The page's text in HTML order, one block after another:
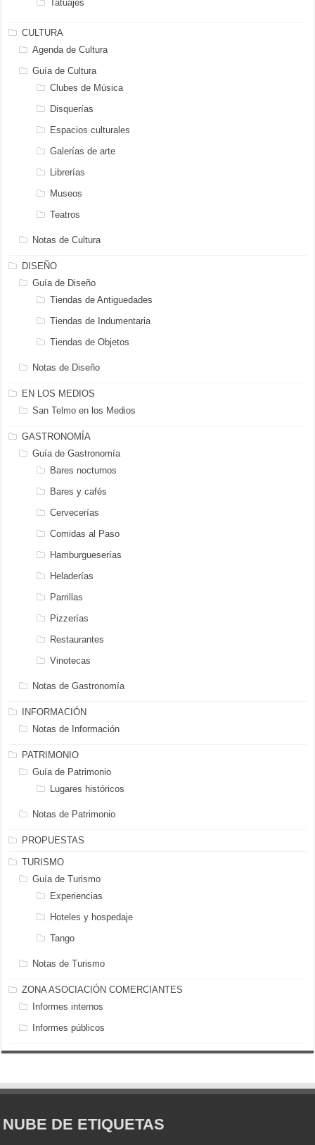
Tatuajes
CULTURA
Agenda de Cultura
Guía de Cultura
Clubes de Música
Disquerías
Espacios culturales
Galerías de arte
Librerías
Museos
Teatros
Notas de Cultura
DISEÑO
Guía de Diseño
Tiendas de Antiguedades
Tiendas de Indumentaria
Tiendas de Objetos
Notas de Diseño
EN LOS MEDIOS
San Telmo en los Medios
GASTRONOMÍA
Guía de Gastronomía
Bares nocturnos
Bares y cafés
Cervecerías
Comidas al Paso
Hamburgueserías
Heladerías
Parrillas
Pizzerías
Restaurantes
Vinotecas
Notas de Gastronomía
INFORMACIÓN
Notas de Información
PATRIMONIO
Guía de Patrimonio
Lugares históricos
Notas de Patrimonio
PROPUESTAS
TURISMO
Guía de Turismo
Experiencias
Hoteles y hospedaje
Tango
Notas de Turismo
ZONA ASOCIACIÓN COMERCIANTES
Informes internos
Informes públicos
NUBE DE ETIQUETAS